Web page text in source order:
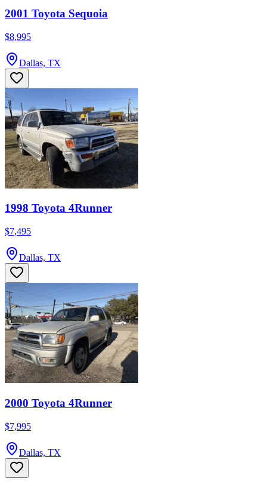
2001 Toyota Sequoia
$8,995
Dallas, TX
1998 Toyota 4Runner
$7,495
Dallas, TX
2000 Toyota 4Runner
$7,995
Dallas, TX